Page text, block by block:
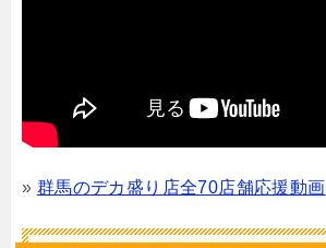
» 群馬のデカ盛り店全70店舗応援動画